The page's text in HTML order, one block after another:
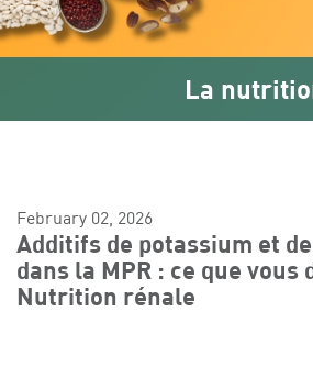
La
February 02, 2026
Additifs de potassium et
dans la MPR : ce que vous
Nutrition rénale